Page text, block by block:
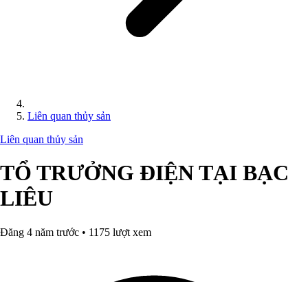
Liên quan thủy sản
Liên quan thủy sản
TỔ TRƯỞNG ĐIỆN TẠI BẠC
LIÊU
Đăng 4 năm trước • 1175 lượt xem